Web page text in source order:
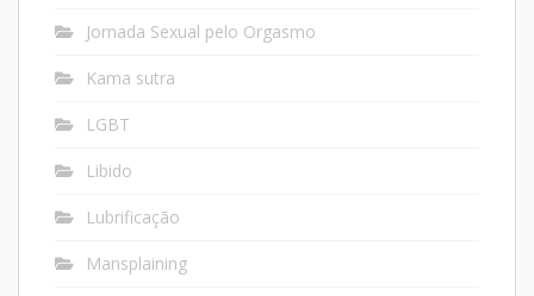
Jornada Sexual pelo Orgasmo
Kama sutra
LGBT
Libido
Lubrificação
Mansplaining